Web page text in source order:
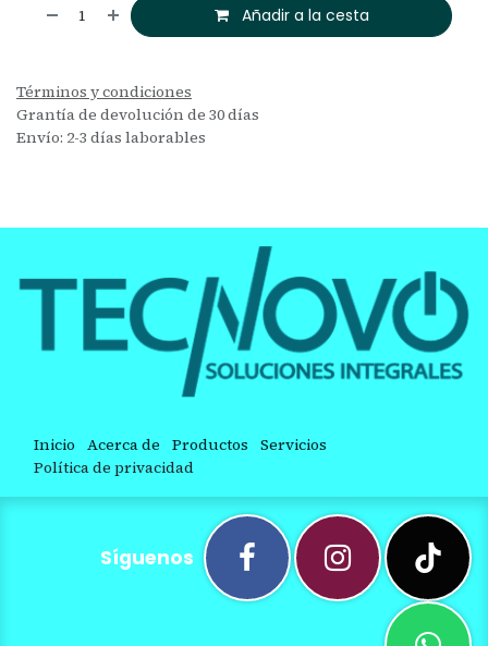
Añadir a la cesta
Términos y condiciones
Grantía de devolución de 30 días
Envío: 2-3 días laborables
Inicio Acerca de Productos Servicios
Política de privacidad
Síguenos